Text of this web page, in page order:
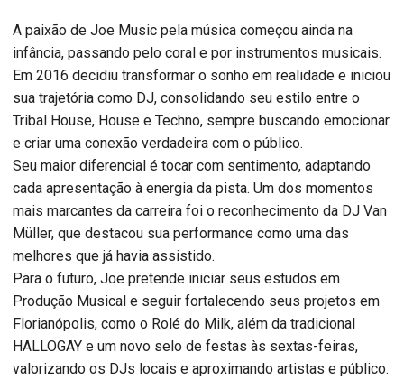
A paixão de Joe Music pela música começou ainda na
infância, passando pelo coral e por instrumentos musicais.
Em 2016 decidiu transformar o sonho em realidade e iniciou
sua trajetória como DJ, consolidando seu estilo entre o
Tribal House, House e Techno, sempre buscando emocionar
e criar uma conexão verdadeira com o público.
Seu maior diferencial é tocar com sentimento, adaptando
cada apresentação à energia da pista. Um dos momentos
mais marcantes da carreira foi o reconhecimento da DJ Van
Müller, que destacou sua performance como uma das
melhores que já havia assistido.
Para o futuro, Joe pretende iniciar seus estudos em
Produção Musical e seguir fortalecendo seus projetos em
Florianópolis, como o Rolé do Milk, além da tradicional
HALLOGAY e um novo selo de festas às sextas-feiras,
valorizando os DJs locais e aproximando artistas e público.